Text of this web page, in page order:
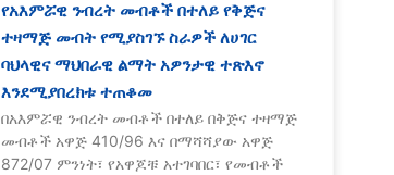
የአእምሯዊ ንብረት መብቶች በተለይ የቅጅና
ተዛማጅ መብት የሚያስገኙ ስራዎች ለሀገር
ባህላዊና ማህበራዊ ልማት አዎንታዊ ተጽእኖ
እንደሚያበረክቱ ተጠቆመ
በአእምሯዊ ንብረት መብቶች በተለይ በቅጅና ተዛማጅ
መብቶች አዋጅ 410/96 እና በማሻሻያው አዋጅ
872/07 ምንነት፣ የአዋጆቹ አተገባበር፣ የመብቶች